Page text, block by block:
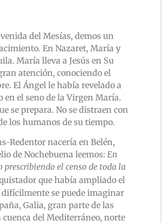
del Mesías, demos un
En Nazaret, María y
María lleva a Jesús en Su
atención, conociendo el
El Ángel le había revelado a
en el seno de la Virgen María.
se prepara. No se distraen con
los humanos de su tiempo.
Redentor nacería en Belén,
de Nochebuena leemos: En
prescribiendo el censo de toda la
que había ampliado el
se puede imaginar
Galia, gran parte de las
del Mediterráneo, norte